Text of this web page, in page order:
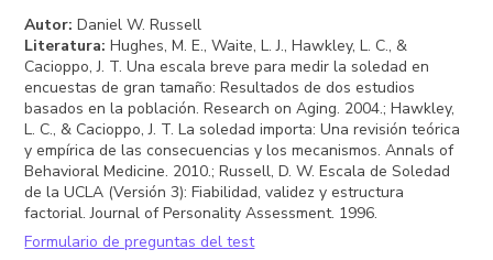
Autor: Daniel W. Russell
Literatura: Hughes, M. E., Waite, L. J., Hawkley, L. C., &
Cacioppo, J. T. Una escala breve para medir la soledad en
encuestas de gran tamaño: Resultados de dos estudios
basados en la población. Research on Aging. 2004.; Hawkley,
L. C., & Cacioppo, J. T. La soledad importa: Una revisión teórica
y empírica de las consecuencias y los mecanismos. Annals of
Behavioral Medicine. 2010.; Russell, D. W. Escala de Soledad
de la UCLA (Versión 3): Fiabilidad, validez y estructura
factorial. Journal of Personality Assessment. 1996.
Formulario de preguntas del test